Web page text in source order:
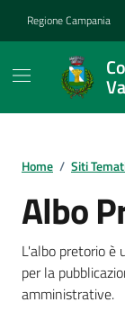
Regione Campania
Home / Siti
Albo
L'albo pretorio è
per la
amministrative.